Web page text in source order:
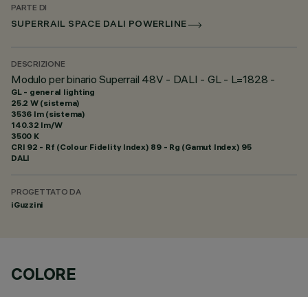
PARTE DI
SUPERRAIL SPACE DALI POWERLINE
DESCRIZIONE
Modulo per binario Superrail 48V - DALI - GL - L=1828 -
GL - general lighting
25.2 W (sistema)
3536 lm (sistema)
140.32 lm/W
3500 K
CRI 92 - Rf (Colour Fidelity Index) 89 - Rg (Gamut Index) 95
DALI
PROGETTATO DA
iGuzzini
COLORE